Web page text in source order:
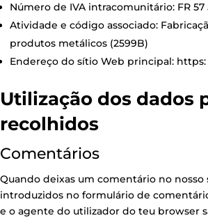
Número de IVA intracomunitário: FR 57
Atividade e código associado:
produtos metálicos (2599B)
Endereço do sítio Web principal: https:
Utilização dos dados
recolhidos
Comentários
Quando deixas um comentário no nosso
introduzidos no formulário de
e o agente do utilizador do teu browser